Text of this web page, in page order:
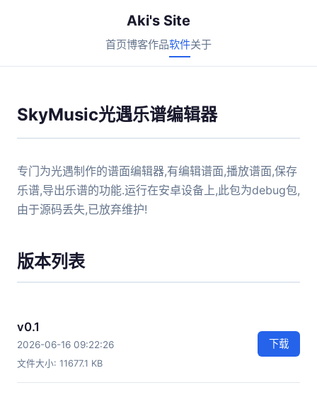
Aki's Site
首页博客作品软件关于
SkyMusic光遇乐谱编辑器
专门为光遇制作的谱面编辑器,有编辑谱面,播放谱面,保存
乐谱,导出乐谱的功能.运行在安卓设备上,此包为debug包,
由于源码丢失,已放弃维护!
版本列表
v0.1
2026-06-16 09:22:26
文件大小: 11677.1 KB
下载